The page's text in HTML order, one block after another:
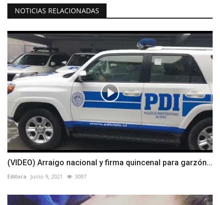
NOTICIAS RELACIONADAS
(VIDEO) Arraigo nacional y firma quincenal para garzón...
Editora Junio 9, 2021 3087